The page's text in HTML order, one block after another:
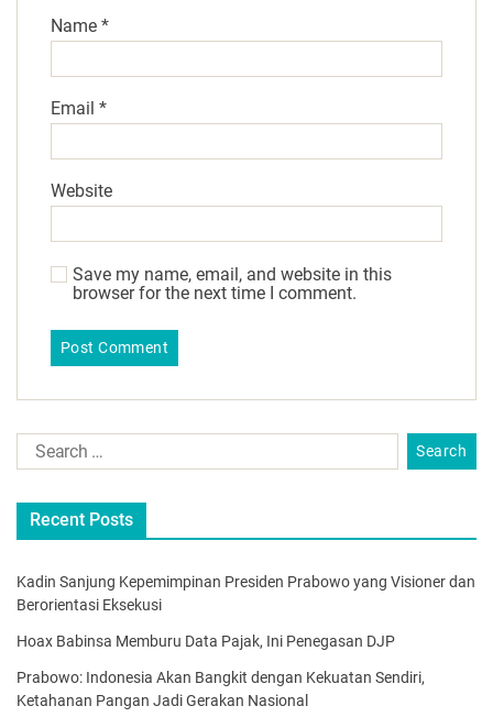
Name *
Email *
Website
Save my name, email, and website in this
browser for the next time I comment.
Recent Posts
Kadin Sanjung Kepemimpinan Presiden Prabowo yang Visioner dan
Berorientasi Eksekusi
Hoax Babinsa Memburu Data Pajak, Ini Penegasan DJP
Prabowo: Indonesia Akan Bangkit dengan Kekuatan Sendiri,
Ketahanan Pangan Jadi Gerakan Nasional